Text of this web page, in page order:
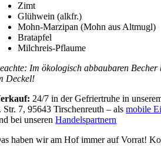
Zimt
Glühwein (alkfr.)
Mohn-Marzipan (Mohn aus Altmugl)
Bratapfel
Milchreis-Pflaume
Im ökologisch abbaubaren
Deckel!
24/7 in der Gefriertruhe in
Str. 7, 95643 Tirschenreuth – alsmobile
bei unserenHandelspartnern
haben wir am Hof immer auf Vorrat!